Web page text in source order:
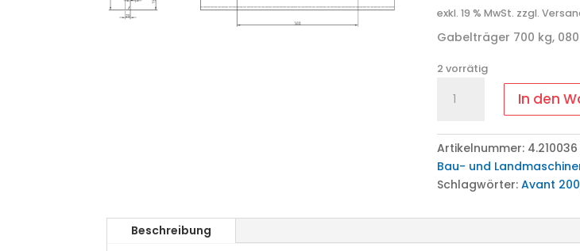
exkl. 19 % MwSt. zzgl.
Gabelträger 700 kg,
2 vorrätig
Gabelträger
700
0800x331
Avant
In den
Artikelnummer: 4.210036
Bau- und
Schlagwörter: Avant 200
Beschreibung